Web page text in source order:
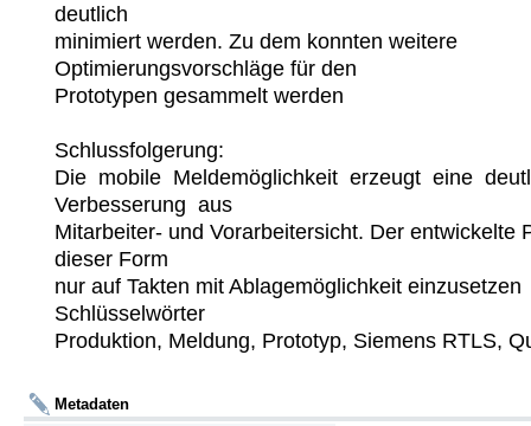
deutlich
minimiert werden. Zu dem konnten weitere
Optimierungsvorschläge für den
Prototypen gesammelt werden
Schlussfolgerung:
Die  mobile  Meldemöglichkeit  erzeugt  eine
Verbesserung  aus
Mitarbeiter- und Vorarbeitersicht. Der entwickelte
dieser Form
nur auf Takten mit Ablagemöglichkeit einzusetzen
Schlüsselwörter
Produktion, Meldung, Prototyp, Siemens RTLS,
Metadaten